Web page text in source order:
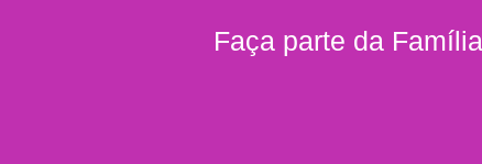
Faça parte da